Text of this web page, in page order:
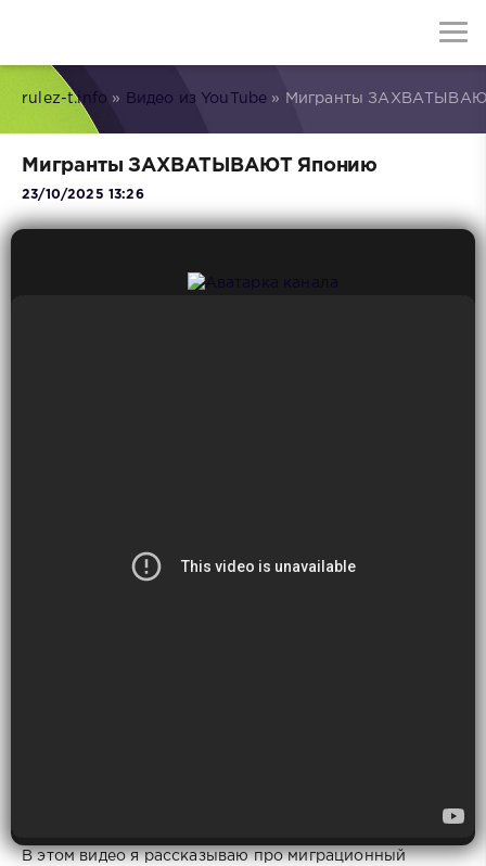
rulez-t.info » Видео из YouTube » Мигранты
Мигранты ЗАХВАТЫВАЮТ Японию
23/10/2025 13:26
В этом видео я рассказываю про миграционный